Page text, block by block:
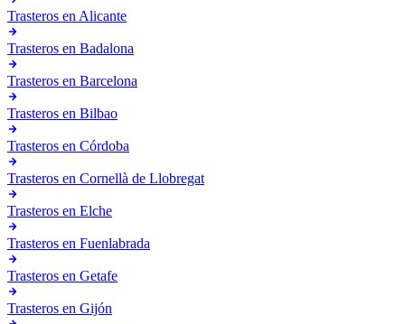
Trasteros en Alicante
Trasteros en Badalona
Trasteros en Barcelona
Trasteros en Bilbao
Trasteros en Córdoba
Trasteros en Cornellà de Llobregat
Trasteros en Elche
Trasteros en Fuenlabrada
Trasteros en Getafe
Trasteros en Gijón